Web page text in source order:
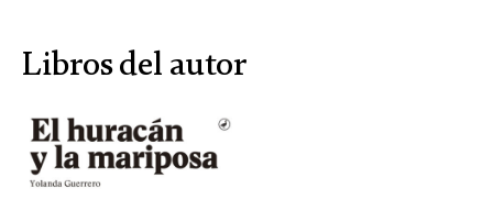
Libros del autor